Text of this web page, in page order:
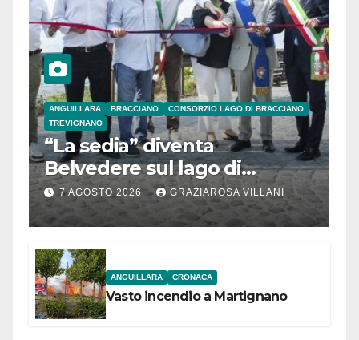
ANGUILLARA BRACCIANO
CONSORZIO LAGO DI BRACCIANO
TREVIGNANO
“La sedia” diventa
Belvedere sul lago di
Bracciano: ieri
l’inaugurazione
7 AGOSTO 2026 GRAZIAROSA VILLANI
ANGUILLARA CRONACA
Vasto incendio a Martignano